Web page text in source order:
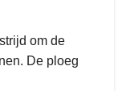
om de
De ploeg